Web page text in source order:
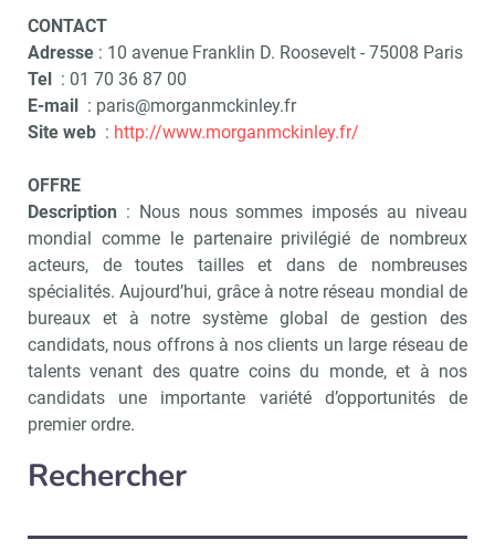
CONTACT
Adresse : 10 avenue Franklin D. Roosevelt - 75008 Paris
Tel : 01 70 36 87 00
E-mail : paris@morganmckinley.fr
Site web : http://www.morganmckinley.fr/
OFFRE
Description : Nous nous sommes imposés au niveau
mondial comme le partenaire privilégié de nombreux
acteurs, de toutes tailles et dans de nombreuses
spécialités. Aujourd’hui, grâce à notre réseau mondial de
bureaux et à notre système global de gestion des
candidats, nous offrons à nos clients un large réseau de
talents venant des quatre coins du monde, et à nos
candidats une importante variété d’opportunités de
premier ordre.
Rechercher